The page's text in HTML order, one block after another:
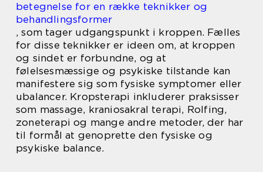
betegnelse for en række teknikker og
behandlingsformer
, som tager udgangspunkt i kroppen. Fælles
for disse teknikker er ideen om, at kroppen
og sindet er forbundne, og at
følelsesmæssige og psykiske tilstande kan
manifestere sig som fysiske symptomer eller
ubalancer. Kropsterapi inkluderer praksisser
som massage, kraniosakral terapi, Rolfing,
zoneterapi og mange andre metoder, der har
til formål at genoprette den fysiske og
psykiske balance.